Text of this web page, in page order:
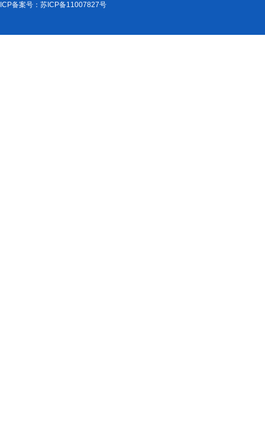
ICP备案号：苏ICP备11007827号